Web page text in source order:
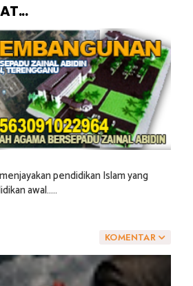
pendidikan Islam yang
awal.....
KOMENTAR